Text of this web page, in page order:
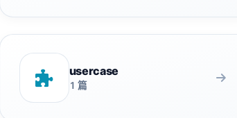
usercase
1 篇